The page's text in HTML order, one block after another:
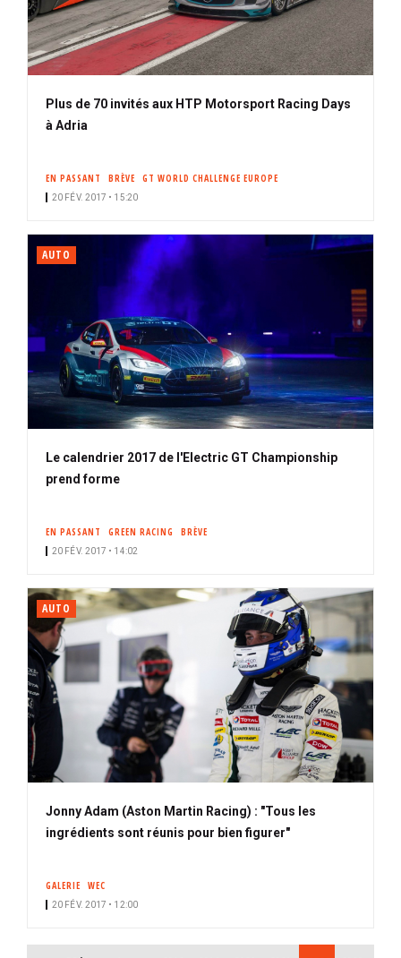
Plus de 70 invités aux HTP Motorsport Racing Days
à Adria
EN PASSANT BRÈVE GT WORLD CHALLENGE EUROPE
20 FÉV. 2017 • 15:20
AUTO
Le calendrier 2017 de l'Electric GT Championship
prend forme
EN PASSANT GREEN RACING BRÈVE
20 FÉV. 2017 • 14:02
AUTO
Jonny Adam (Aston Martin Racing) : "Tous les
ingrédients sont réunis pour bien figurer"
GALERIE WEC
20 FÉV. 2017 • 12:00